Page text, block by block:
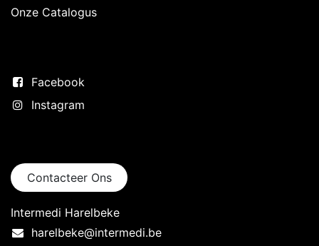
Onze Catalogus
Facebook
Instagram
Contacteer Ons
Intermedi Harelbeke
harelbeke@intermedi.be